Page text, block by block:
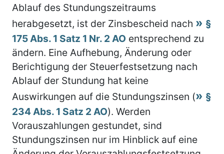
Ablauf des Stundungszeitraums
herabgesetzt, ist der Zinsbescheid nach
§
175 Abs. 1 Satz 1 Nr. 2 AO entsprechend zu
ändern. Eine Aufhebung, Änderung oder
Berichtigung der Steuerfestsetzung nach
Ablauf der Stundung hat keine
Auswirkungen auf die Stundungszinsen (
§
234 Abs. 1 Satz 2 AO). Werden
Vorauszahlungen gestundet, sind
Stundungszinsen nur im Hinblick auf eine